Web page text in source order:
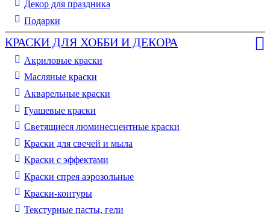
Декор для праздника
Подарки
КРАСКИ ДЛЯ ХОББИ И ДЕКОРА
Акриловые краски
Масляные краски
Акварельные краски
Гуашевые краски
Светящиеся люминесцентные краски
Краски для свечей и мыла
Краски с эффектами
Краски спрея аэрозольные
Краски-контуры
Текстурные пасты, гели